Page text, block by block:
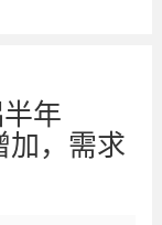
年
加，需求